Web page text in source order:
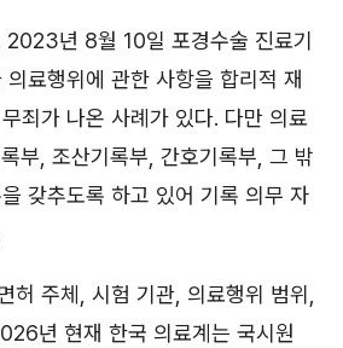
2023년 8월 10일 포경수술 진료기
료행위에 관한 사항을 합리적 재
죄가 나온 사례가 있다. 다만 의료
부, 조산기록부, 간호기록부, 그 밖
갖추도록 하고 있어 기록 의무 자
허 주체, 시험 기관, 의료행위 범위,
년 현재 한국 의료계는 국시원